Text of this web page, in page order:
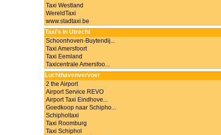
Taxi Westland
WereldTaxi
www.stadtaxi.be
Taxi's in Utrecht
Schoonhoven-Buytendij...
Taxi Amersfoort
Taxi Eemland
Taxicentrale Amersfoo...
Luchthavenvervoer
2 the Airport
Airport Service REVO
Airport Taxi Eindhove...
Goedkoop naar Schipho...
Schipholtaxi
Taxi Roomburg
Taxi Schiphol